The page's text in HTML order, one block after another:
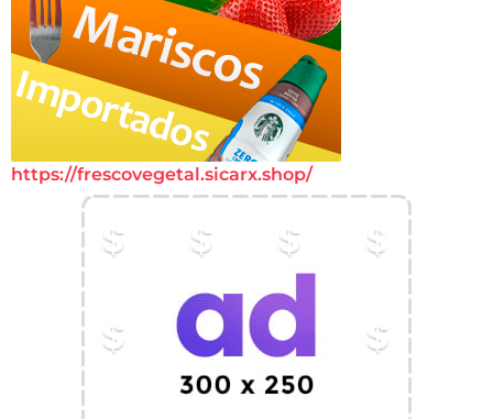
https://frescovegetal.sicarx.shop/